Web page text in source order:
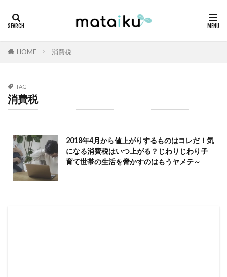
HOME 消費税
TAG
消費税
2018年4月から値上がりするものはコレだ！気
になる消費税はいつ上がる？じわりじわり子
育て世帯の生活を脅かすのはもうヤメテ～